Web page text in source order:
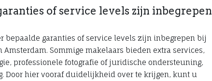
of service levels zijn inbegrepen
bepaalde garanties of service levels zijn inbegrepen bij
Sommige makelaars bieden extra services,
professionele fotografie of juridische ondersteuning,
Door hier vooraf duidelijkheid over te krijgen, kunt u